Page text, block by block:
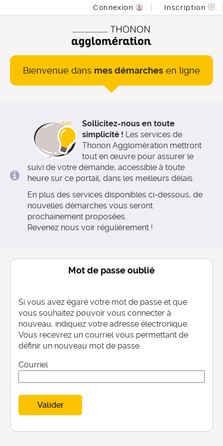
Connexion Inscription
Bienvenue dans mes démarches en ligne
Sollicitez-nous en toute
simplicité ! Les services de
Thonon Agglomération mettront
tout en œuvre pour assurer le
suivi de votre demande, accessible à toute
heure sur ce portail, dans les meilleurs délais.
En plus des services disponibles ci-dessous, de
nouvelles démarches vous seront
prochainement proposées.
Revenez nous voir régulièrement !
Mot de passe oublié
Si vous avez égaré votre mot de passe et que
vous souhaitez pouvoir vous connecter à
nouveau, indiquez votre adresse électronique.
Vous recevrez un courriel vous permettant de
définir un nouveau mot de passe.
Courriel
Valider